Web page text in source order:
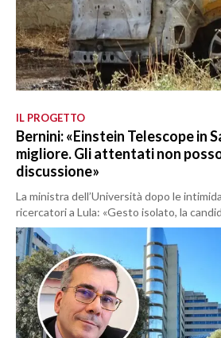
IL PROGETTO
Bernini: «Einstein Telescope in
migliore. Gli attentati non
discussione»
La ministra dell’Università dopo le
ricercatori a Lula: «Gesto isolato, la